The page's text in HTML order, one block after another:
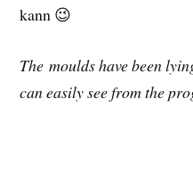
kann 😉
The moulds have been
can easily see from the